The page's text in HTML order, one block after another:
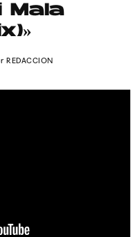
UMO agency. TODOS LOS
Mala
REDACCION